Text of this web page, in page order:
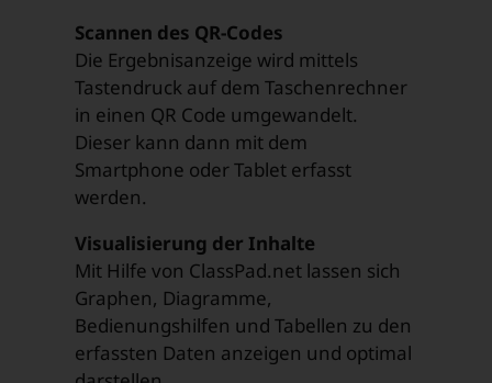
Scannen des QR-Codes
Die Ergebnisanzeige wird mittels
Tastendruck auf dem Taschenrechner
in einen QR Code umgewandelt.
Dieser kann dann mit dem
Smartphone oder Tablet erfasst
werden.
Visualisierung der Inhalte
Mit Hilfe von ClassPad.net lassen sich
Graphen, Diagramme,
Bedienungshilfen und Tabellen zu den
erfassten Daten anzeigen und optimal